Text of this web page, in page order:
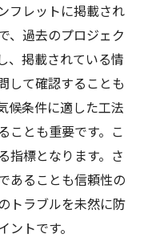
フレットに掲載され
、過去のプロジェク
、掲載されている情
して確認することも
候条件に適した工法
ことも重要です。こ
指標となります。さ
あることも信頼性の
トラブルを未然に防
トです。